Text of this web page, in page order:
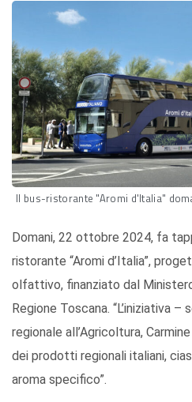
Il bus-ristorante "Aromi d'Italia"
Domani, 22 ottobre 2024, fa
ristorante “Aromi d’Italia”,
olfattivo, finanziato dal
Regione Toscana. “L’iniziativa –
regionale all’Agricoltura,
dei prodotti regionali italiani,
aroma specifico”.